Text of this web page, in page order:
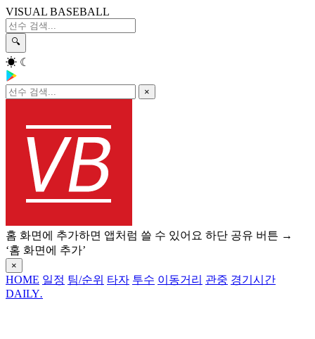
VISUAL BASEBALL
🔍
☀ ☾
×
홈 화면에 추가하면 앱처럼 쓸 수 있어요 하단 공유 버튼 →
‘홈 화면에 추가’
×
HOME 일정 팀/순위 타자 투수 이동거리 관중 경기시간
DAILY.